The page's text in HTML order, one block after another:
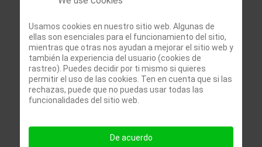
plazo que aumentan un 62,4%.
En los últimos 3 meses la
inversión crediticia ha
aumentado solamente un 1%
riesgos del banco. El peso de
Usamos cookies en nuestro sitio web. Algunas de
ellas son esenciales para el funcionamiento del sitio,
mientras que otras nos ayudan a mejorar el sitio web y
también la experiencia del usuario (cookies de
rastreo). Puedes decidir por ti mismo si quieres
permitir el uso de las cookies. Ten en cuenta que si las
rechazas, puede que no puedas usar todas las
funcionalidades del sitio web.
De acuerdo